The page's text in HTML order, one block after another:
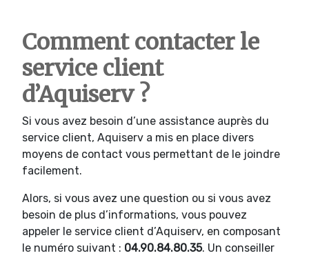
Comment contacter le
service client
d’Aquiserv ?
Si vous avez besoin d’une assistance auprès du
service client, Aquiserv a mis en place divers
moyens de contact vous permettant de le joindre
facilement.
Alors, si vous avez une question ou si vous avez
besoin de plus d’informations, vous pouvez
appeler le service client d’Aquiserv, en composant
le numéro suivant : 04.90.84.80.35. Un conseiller